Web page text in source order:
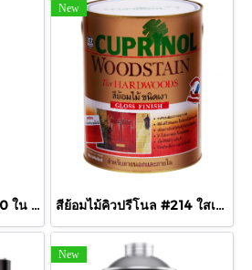
ยูรีเทน กาแลนท์ G-5000 ใน 875cc.
New
สีย้อมไม้คิวปรีโนล #214 ใสเงา 1/4 กล.
New